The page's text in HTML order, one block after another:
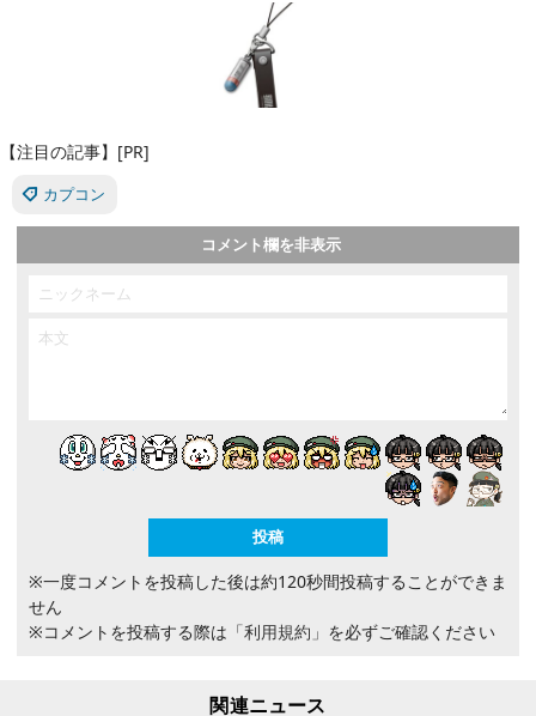
【注目の記事】[PR]
カプコン
コメント欄を非表示
※一度コメントを投稿した後は約120秒間投稿することができま
せん
※コメントを投稿する際は 「利用規約」 を必ずご確認ください
関連ニュース